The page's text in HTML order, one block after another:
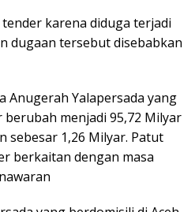
karena diduga terjadi
dugaan tersebut disebabkan
Anugerah Yalapersada yang
berubah menjadi 95,72 Milyar
sebesar 1,26 Milyar. Patut
berkaitan dengan masa